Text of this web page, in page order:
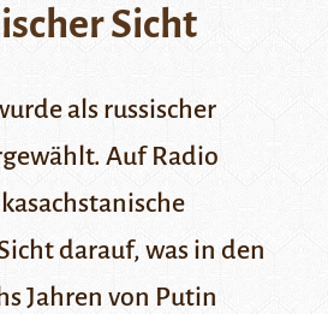
Sicht
als russischer
Auf Radio
darauf, was in den
Jahren von Putin